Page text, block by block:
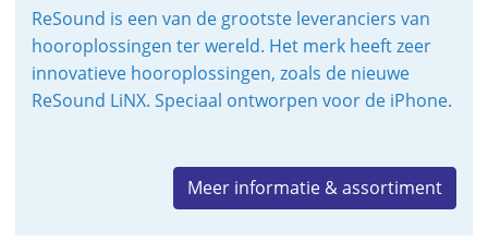
ReSound is een van de grootste leveranciers van
hooroplossingen ter wereld. Het merk heeft zeer
innovatieve hooroplossingen, zoals de nieuwe
ReSound LiNX. Speciaal ontworpen voor de iPhone.
Meer informatie & assortiment